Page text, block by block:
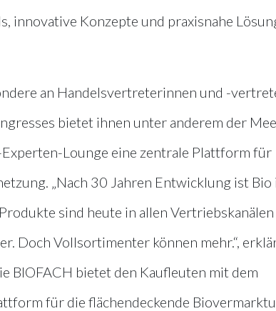
innovative Konzepte und praxisnahe
an Handelsvertreterinnen und -
bietet ihnen unter anderem der
Lounge eine zentrale Plattform für
„Nach 30 Jahren Entwicklung ist Bio
sind heute in allen Vertriebskanälen
Doch Vollsortimenter können mehr.“,
BIOFACH bietet den Kaufleuten mit dem
für die flächendeckende